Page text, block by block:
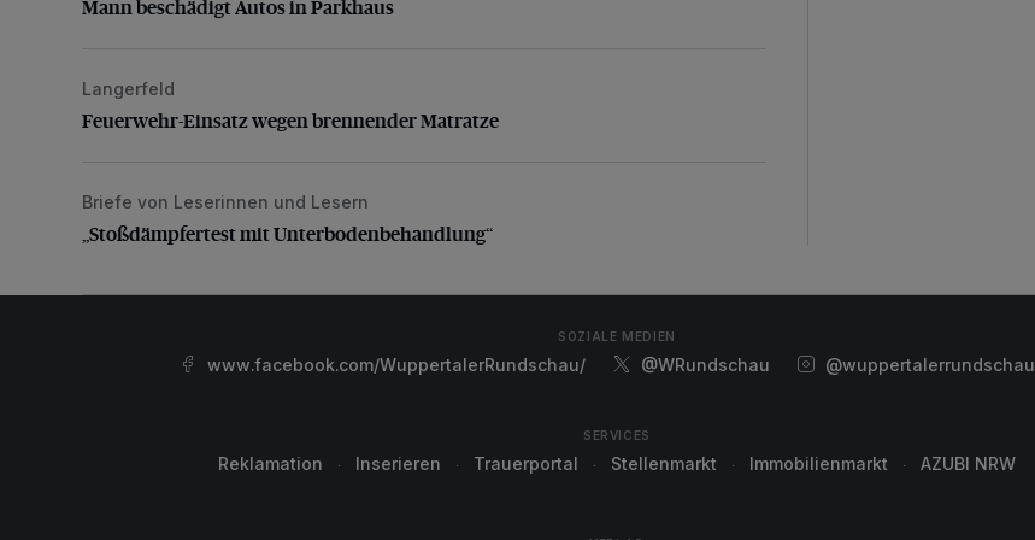
Mann beschädigt Autos in Parkhaus
Feuerwehr-Einsatz wegen brennender Matratze
Langerfeld
Feuerwehr-Einsatz wegen brennender Matratze
„Stoßdämpfertest mit Unterbodenbehandlung“
Briefe von Leserinnen und Lesern
„Stoßdämpfertest mit Unterbodenbehandlung“
SOZIALE MEDIEN
www.facebook.com/WuppertalerRundschau/ @WRundschau @wuppertalerrundschau
SERVICES
Reklamation Inserieren Trauerportal Stellenmarkt Immobilienmarkt AZUBI NRW